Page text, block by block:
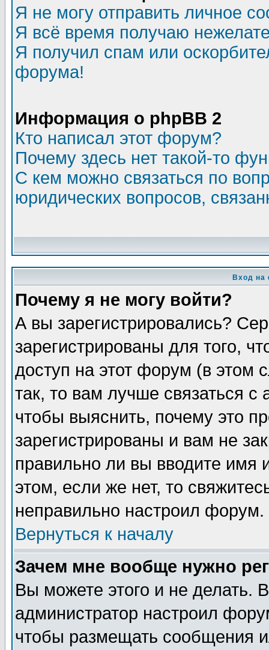
Я не могу отправить личное
Я всё время получаю
Я получил спам или
форума!
Информация о phpBB 2
Кто написал этот форум?
Почему здесь нет такой-то
С кем можно связаться по
юридических вопросов,
Вход на
Почему я не могу войти?
А вы зарегистрировались?
зарегистрированы для того,
доступ на этот форум (в этом
так, то вам лучше связаться
чтобы выяснить, почему это
зарегистрированы и вам не
правильно ли вы вводите
этом, если же нет, то
неправильно настроил форум.
Вернуться к началу
Зачем мне вообще нужно
Вы можете этого и не делать.
администратор настроил
чтобы размещать сообщения